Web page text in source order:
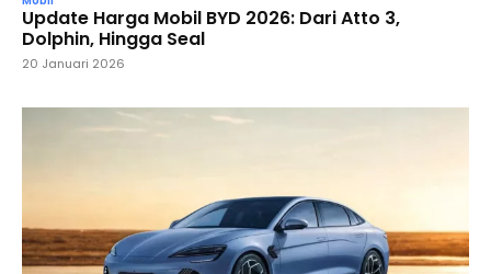
Update Harga Mobil BYD 2026: Dari Atto 3,
Dolphin, Hingga Seal
20 Januari 2026